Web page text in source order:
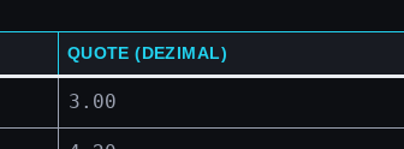
QUOTE (DEZIMAL)
3.00